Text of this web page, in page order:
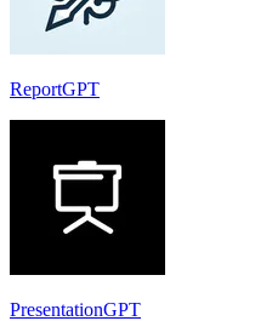
ReportGPT
PresentationGPT